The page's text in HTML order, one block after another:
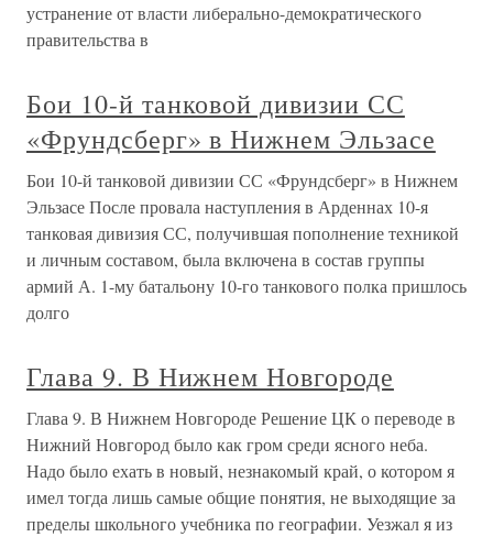
устранение от власти либерально-демократического
правительства в
Бои 10-й танковой дивизии СС
«Фрундсберг» в Нижнем Эльзасе
Бои 10-й танковой дивизии СС «Фрундсберг» в Нижнем
Эльзасе После провала наступления в Арденнах 10-я
танковая дивизия СС, получившая пополнение техникой
и личным составом, была включена в состав группы
армий А. 1-му батальону 10-го танкового полка пришлось
долго
Глава 9. В Нижнем Новгороде
Глава 9. В Нижнем Новгороде Решение ЦК о переводе в
Нижний Новгород было как гром среди ясного неба.
Надо было ехать в новый, незнакомый край, о котором я
имел тогда лишь самые общие понятия, не выходящие за
пределы школьного учебника по географии. Уезжал я из